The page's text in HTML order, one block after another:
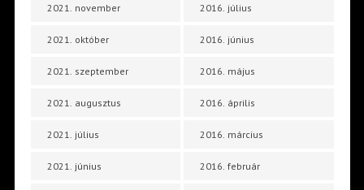
2021. november
2021. október
2021. szeptember
2021. augusztus
2021. július
2021. június
2016. július
2016. június
2016. május
2016. április
2016. március
2016. február